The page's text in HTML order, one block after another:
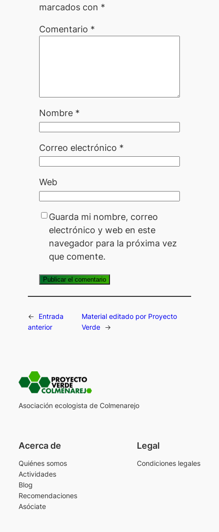
marcados con *
Comentario *
Nombre *
Correo electrónico *
Web
Guarda mi nombre, correo
electrónico y web en este
navegador para la próxima vez
que comente.
←
Entrada
anterior
Material editado por Proyecto
Verde →
Asociación ecologista de Colmenarejo
Acerca de
Quiénes somos
Actividades
Blog
Recomendaciones
Asóciate
Legal
Condiciones legales